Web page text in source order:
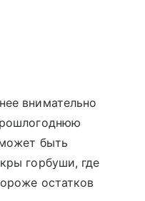
внимательно
быть
горбуши, где
остатков